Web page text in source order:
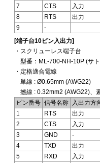
7
CTS
入力
8
RTS
出力
9
-
[端子台10ピン入出力]
・スクリューレス端子台
型番：ML-700-NH-10P (サ
・定格適合電線
単線 : Ø0.65mm (AWG22)
撚線 : 0.32mm2 (AWG22)、
ピン番号 信号名称
入出力方
1
RTS
出力
2
CTS
入力
3
GND
-
4
TXD
出力
5
RXD
入力